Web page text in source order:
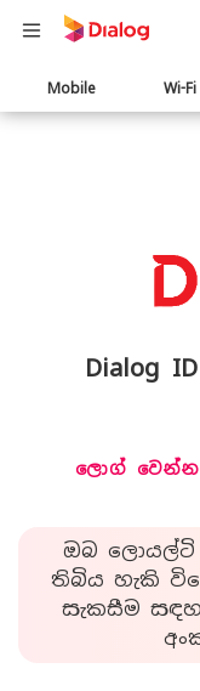
Main
navigation
Mobile Wi-Fi
Dialog
ලොග් වෙන්න
ඔබ ලොයල්ටි
තිබිය හැකි
සැකසීම